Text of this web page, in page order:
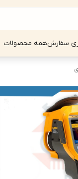
سفارشهمه محصولات